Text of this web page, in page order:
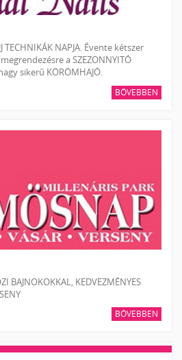
TECHNIKÁK NAPJA. Évente kétszer
a SZEZONNYITÓ
sikerű KÖRÖMHAJÓ.
BŐVEBBEN
BAJNOKOKKAL, KEDVEZMÉNYES
BŐVEBBEN